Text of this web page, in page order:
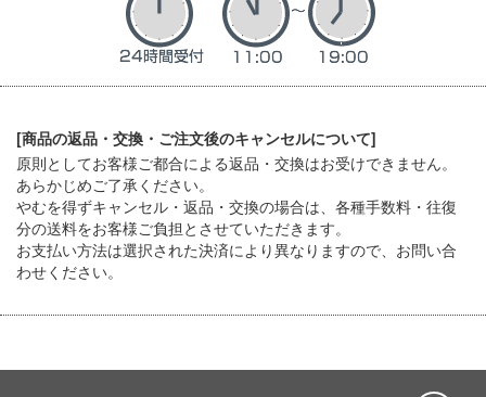
[商品の返品・交換・ご注文後のキャンセルについて]
原則としてお客様ご都合による返品・交換はお受けできません。
あらかじめご了承ください。
やむを得ずキャンセル・返品・交換の場合は、各種手数料・往復
分の送料をお客様ご負担とさせていただきます。
お支払い方法は選択された決済により異なりますので、お問い合
わせください。